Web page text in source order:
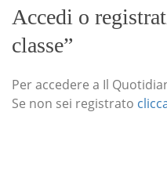
Accedi o
classe”
Per accedere a Il
Se non sei registrato